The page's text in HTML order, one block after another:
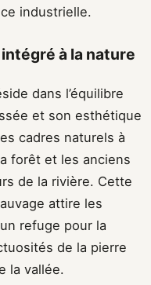
industrielle.
à la nature
dans l’équilibre
et son esthétique
cadres naturels à
forêt et les anciens
de la rivière. Cette
attire les
refuge pour la
de la pierre
la vallée.